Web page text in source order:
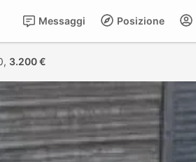
Posizione
Messaggi
3.200 €